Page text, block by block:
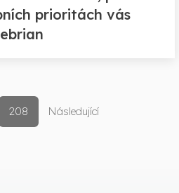
prioritách vás
208 Následující